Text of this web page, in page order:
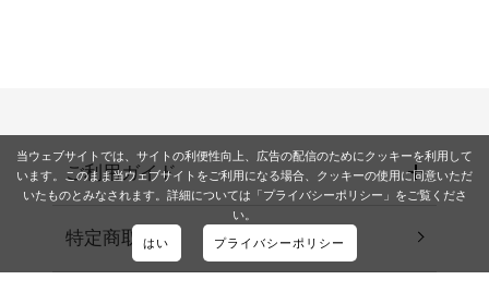
当ウェブサイトでは、サイトの利便性向上、広告の配信のためにクッキーを利用して
います。このまま当ウェブサイトをご利用になる場合、クッキーの使用に同意いただ
いたものとみなされます。詳細については「プライバシーポリシー」をご覧くださ
い。
はい プライバシーポリシー
ご利用ガイド
特定商取引法